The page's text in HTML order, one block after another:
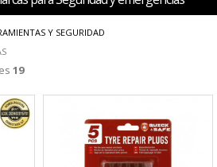
Y SEGURIDAD
19